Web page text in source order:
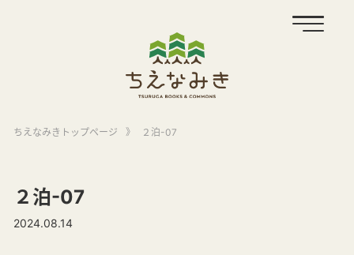
ちえなみきトップページ 》 ２泊-07
２泊-07
2024.08.14